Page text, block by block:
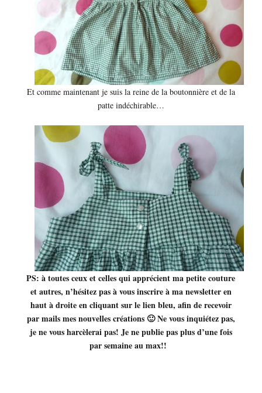
Et comme maintenant je suis la reine de la boutonnière et de la
patte indéchirable…
PS: à toutes ceux et celles qui apprécient ma petite couture
et autres, n’hésitez pas à vous inscrire à ma newsletter en
haut à droite en cliquant sur le lien bleu, afin de recevoir
par mails mes nouvelles créations 🙂 Ne vous inquiétez pas,
je ne vous harcèlerai pas! Je ne publie pas plus d’une fois
par semaine au max!!